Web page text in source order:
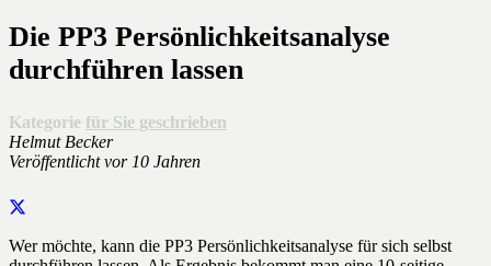
Die PP3 Persönlichkeitsanalyse
durchführen lassen
Kategorie für Sie geschrieben
Helmut Becker
Veröffentlichtvor 10 Jahren
Wer möchte, kann die PP3 Persönlichkeitsanalyse für sich selbst